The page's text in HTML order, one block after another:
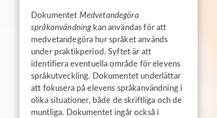
Dokumentet Medvetandegöra
språkanvändning kan användas för att
medvetandegöra hur språketanvänds
under praktikperiod. Syftet är att
identifiera eventuella område för elevens
språkutveckling. Dokumentet underlättar
att fokusera på elevens språkanvändning i
olika situationer, både de skriftliga och de
muntliga. Dokumentet ingår också i